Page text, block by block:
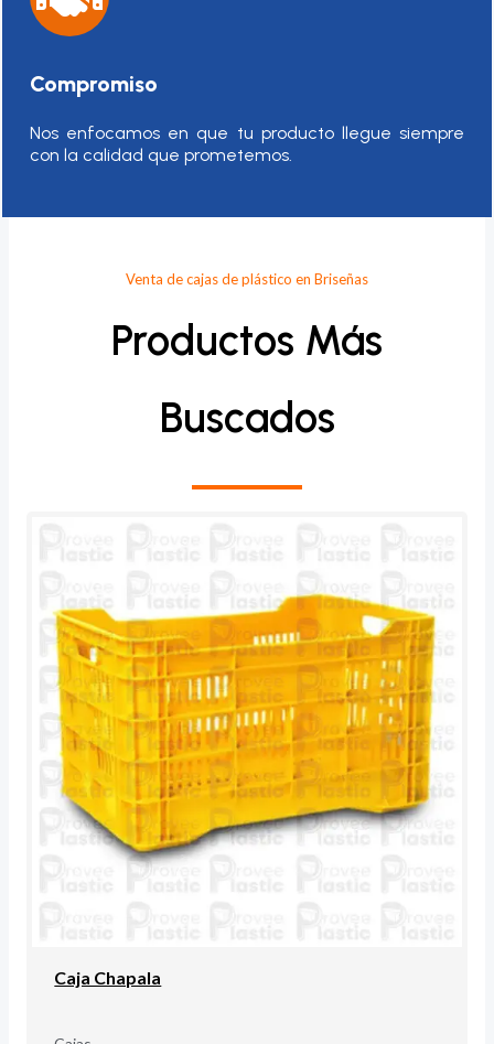
Compromiso
Nos enfocamos en que tu producto llegue siempre
con la calidad que prometemos.
Venta de cajas de plástico en Briseñas
Productos Más
Buscados
Caja Chapala